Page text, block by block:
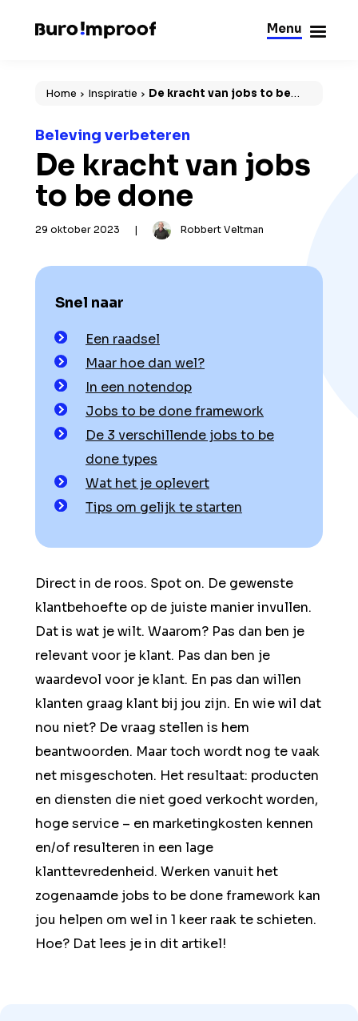
Menu
Home Inspiratie
De kracht van jobs to be
Beleving verbeteren
De kracht van jobs
to be done
29 oktober 2023 | Robbert Veltman
Direct in de roos. Spot on. De gewenste
klantbehoefte op de juiste manier invullen.
Dat is wat je wilt. Waarom? Pas dan ben je
relevant voor je klant. Pas dan ben je
waardevol voor je klant. En pas dan willen
klanten graag klant bij jou zijn. En wie wil dat
nou niet? De vraag stellen is hem
beantwoorden. Maar toch wordt nog te vaak
net misgeschoten. Het resultaat: producten
en diensten die niet goed verkocht worden,
hoge service – en marketingkosten kennen
en/of resulteren in een lage
klanttevredenheid. Werken vanuit het
zogenaamde jobs to be done framework kan
jou helpen om wel in 1 keer raak te schieten.
Hoe? Dat lees je in dit artikel!
Snel naar
Een raadsel
Maar hoe dan wel?
In een notendop
Jobs to be done framework
De 3 verschillende jobs to be
done types
Wat het je oplevert
Tips om gelijk te starten